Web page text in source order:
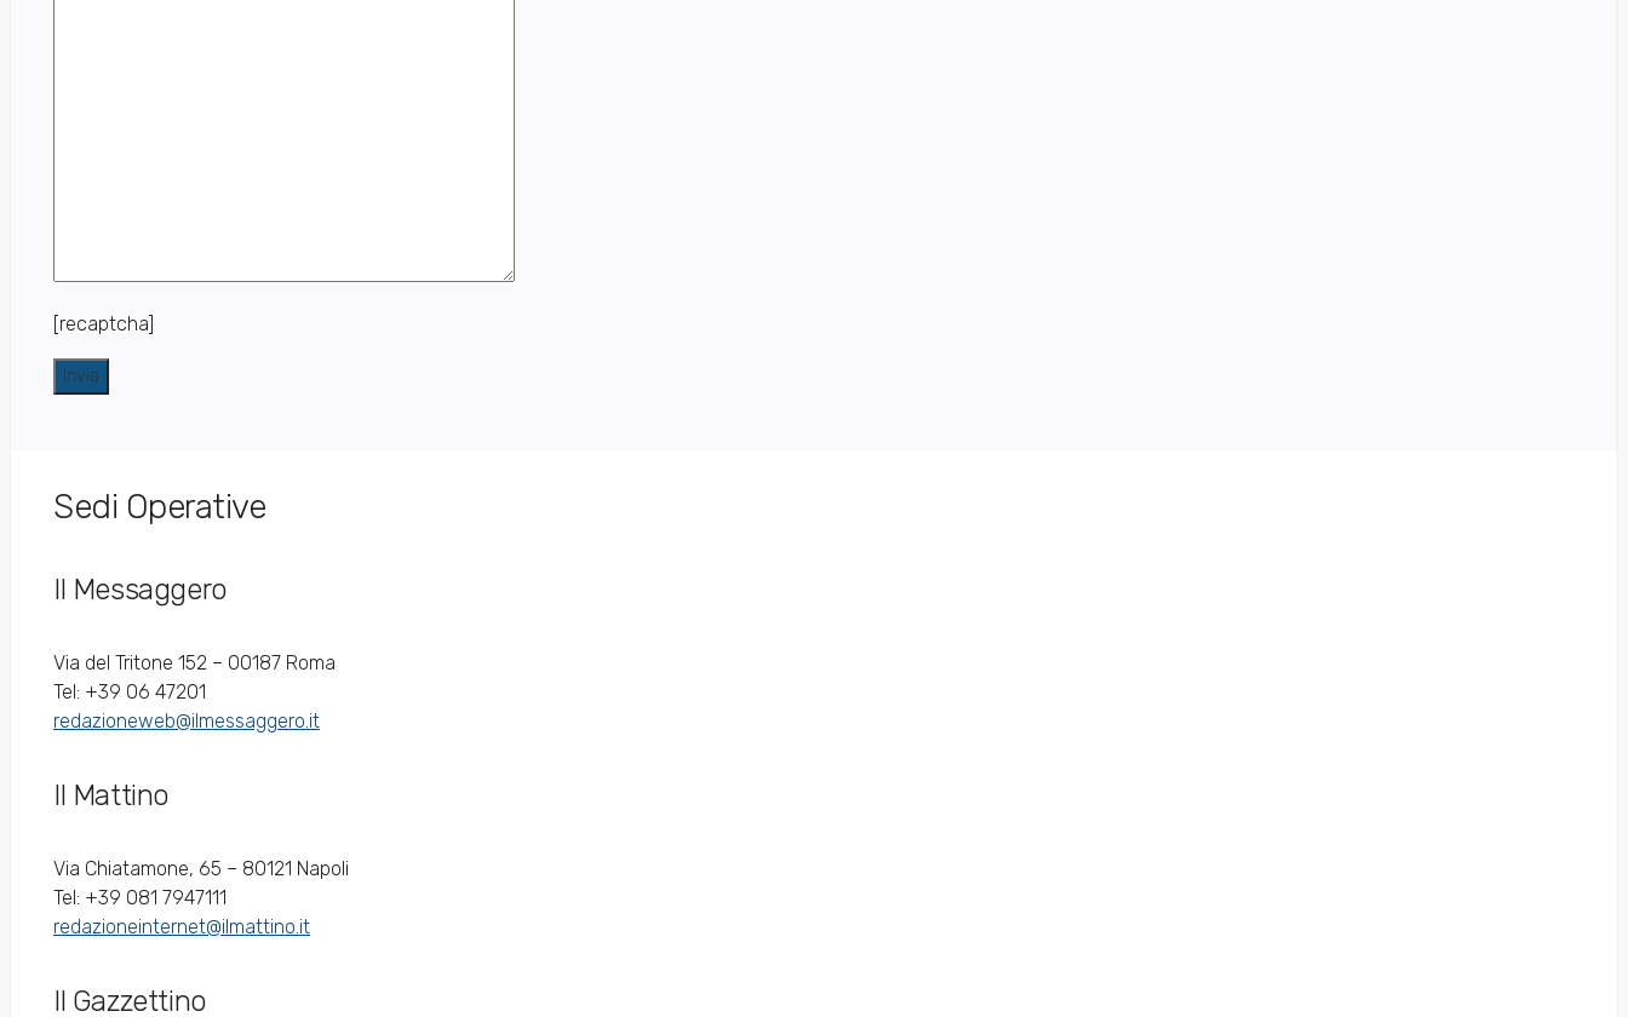
[recaptcha]
Sedi Operative
Il Messaggero
Via del Tritone 152 – 00187 Roma
Tel: +39 06 47201
redazioneweb@ilmessaggero.it
Il Mattino
Via Chiatamone, 65 – 80121 Napoli
Tel: +39 081 7947111
redazioneinternet@ilmattino.it
Il Gazzettino